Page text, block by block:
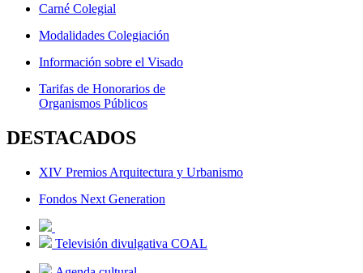
Carné Colegial
Modalidades Colegiación
Información sobre el Visado
Tarifas de Honorarios de
Organismos Públicos
DESTACADOS
XIV Premios Arquitectura y Urbanismo
Fondos Next Generation
Televisión divulgativa COAL